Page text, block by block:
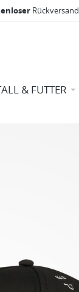
Rückversand
& FUTTER